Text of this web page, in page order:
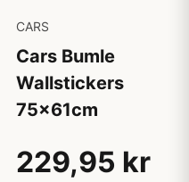
CARS
Cars Bumle
Wallstickers
75x61cm
229,95 kr